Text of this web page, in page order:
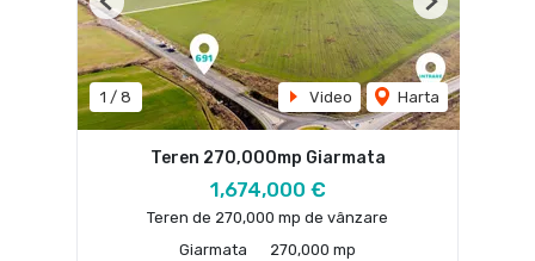
1 / 8 Video Harta
Previous Next
Teren 270,000mp Giarmata
1,674,000 €
Teren de 270,000 mp de vânzare
Giarmata
270,000 mp